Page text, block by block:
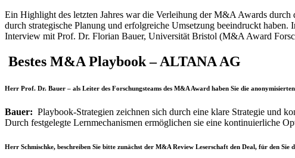
Ein Highlight des letzten Jahres war die Verleihung der M&A Awards
durch strategische Planung und erfolgreiche Umsetzung beeindruckt
Interview mit Prof. Dr. Florian Bauer, Universität Bristol (M&A Award
Bestes M&A Playbook – ALTANA AG
Herr Prof. Dr. Bauer – als Leiter des Forschungsteams des M&A Award haben Sie die
Bauer: Playbook-Strategien zeichnen sich durch eine klare Strategie und
Durch festgelegte Lernmechanismen ermöglichen sie eine kontinuierliche
Herr Schmischke, beschreiben Sie bitte zunächst der M&A Review Leserschaft den Deal, für den Sie